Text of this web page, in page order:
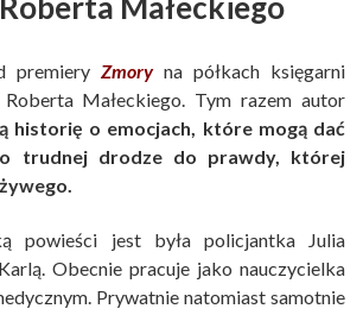
premiery Zmoryna półkach księgarni
Małeckiego. Tym razem autor
historię o emocjach, które mogą dać
trudnej drodze do prawdy, której
powieści jest była policjantka Julia
Obecnie pracuje jako nauczycielka
Prywatnie natomiast samotnie